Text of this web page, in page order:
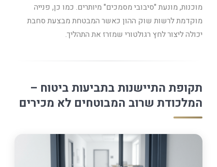
מוכנות, מונעת "סיבובי מסמכים" מיותרים. כמו כן, פנייה
מוקדמת לרשות שוק ההון כאשר המבטחת מבצעת סחבת
יכולה ליצור לחץ רגולטורי שמזרז את התהליך.
תקופת התיישנות בתביעות ביטוח –
המלכודת שרוב המבוטחים לא מכירים